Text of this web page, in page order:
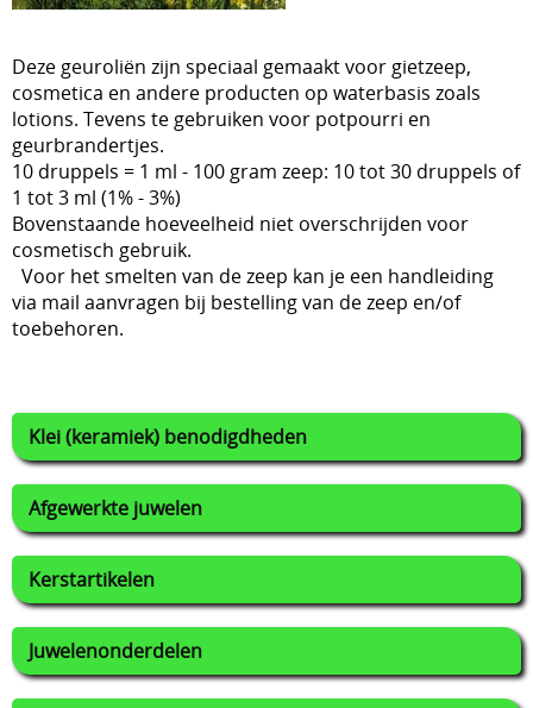
Uitverkoop
Klei (keramiek) benodigdheden
Afgewerkte juwelen
Kerstartikelen
Juwelenonderdelen
Deze geuroliën zijn speciaal gemaakt voor gietzeep,
cosmetica en andere producten op waterbasis zoals
lotions. Tevens te gebruiken voor potpourri en
geurbrandertjes.
10 druppels = 1 ml - 100 gram zeep: 10 tot 30 druppels of
1 tot 3 ml (1% - 3%)
Bovenstaande hoeveelheid niet overschrijden voor
cosmetisch gebruik.
Voor het smelten van de zeep kan je een handleiding
via mail aanvragen bij bestelling van de zeep en/of
toebehoren.